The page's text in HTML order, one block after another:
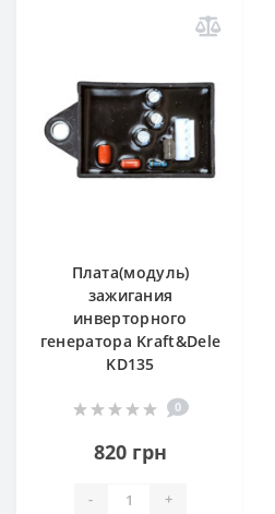
Плата(модуль)
зажигания
инверторного
генератора Kraft&Dele
KD135
0
820 грн
- +